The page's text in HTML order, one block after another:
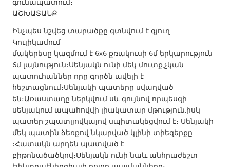
UNITED KINGDOM
Glasgow
UNITED STATES
Ann Arbor, MI
Austin, TX
Baltimore, MD
Boston, MA
Burlingame-San Mateo, CA
Cass Clay
Chicago, IL
Cleveland, OH
Detroit, MI
Durham, NC
գունապատում։
ԱՇԽԱՏԱՆՔ
Ինչպես նշվեց տարածքը գտնվում է գյուղ
Կուլիկամում
մակերեսը կազմում է 6x6 քռակուսի 6մ երկարություն
6մ լայնություն։Սենյակն ունի մեկ մուտք,չկան
պատուհաններ որը գործն ավելի է
հեշտացնում։Սենյակի պատերը սվաղված
են։Առաստաղը ներկվում սև գույնով որպեսզի
սենյակում ապահովվի լիակատար մթություն,իսկ
պատեր շպատլյովկայով սպիտակեցվում է։ Սենյակի
մեկ պատին ձեռքով նկարված կլինի տիեզերքը
։Հատակն արդեն պատված է
բիթոնածածկով։Սենյակն ունի նաև անհրաժեշտ